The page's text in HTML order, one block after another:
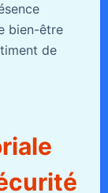
bien-être
de